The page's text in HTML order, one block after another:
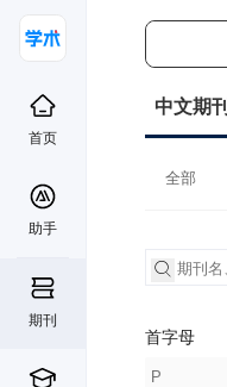
首页
助手
期刊
中文期刊
全部
首字母
P